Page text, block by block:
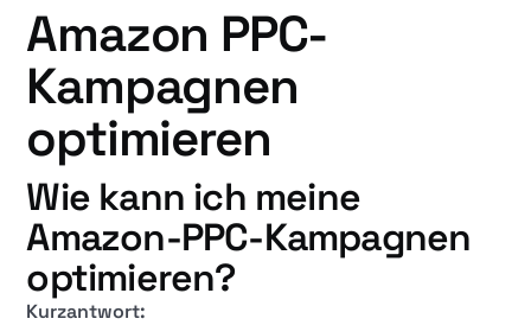
Amazon PPC-
Kampagnen
optimieren
Wie kann ich meine
Amazon-PPC-Kampagnen
optimieren?
Kurzantwort: